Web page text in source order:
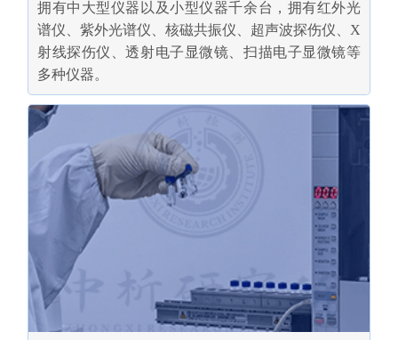
拥有中大型仪器以及小型仪器千余台，拥有红外光
谱仪、紫外光谱仪、核磁共振仪、超声波探伤仪、X
射线探伤仪、透射电子显微镜、扫描电子显微镜等
多种仪器。